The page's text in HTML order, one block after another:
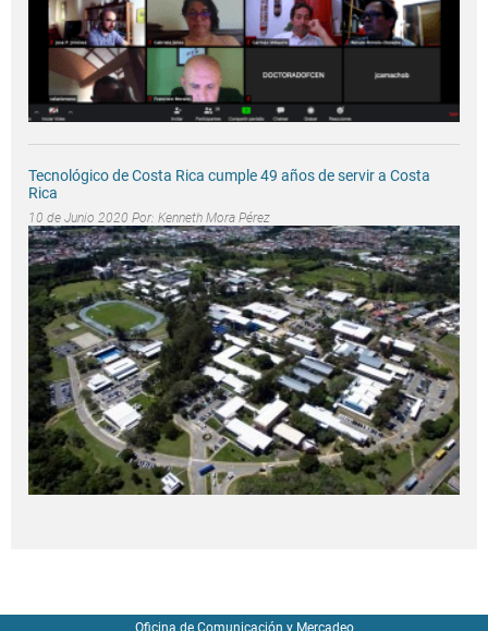
Tecnológico de Costa Rica cumple 49 años de servir a Costa
Rica
10 de Junio 2020 Por: Kenneth Mora Pérez